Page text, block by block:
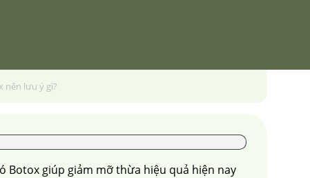
nên lưu ý gì?
Botox giúp giảm mỡ thừa hiệu quả hiện nay